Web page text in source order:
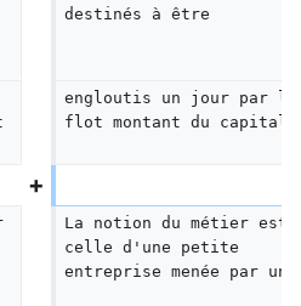
destinés à être
engloutis un jour par
flot montant du
La notion du métier est
celle d'une petite
entreprise menée par un